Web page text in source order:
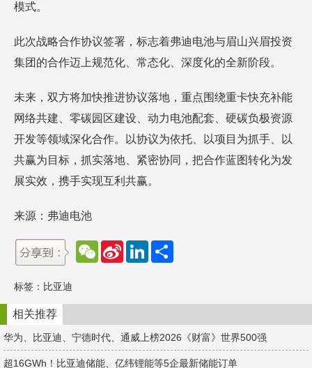
模式。
此次战略合作协议签署，标志着弗迪电池与眉山兴眉投资
集团的合作迈上规范化、常态化、深度化的全新阶段。
未来，双方将加快推进协议落地，重点围绕重卡快充补能
网络共建、零碳园区建设、动力电池配套、硬碳负极资源
开发等领域深化合作。以协议为依托、以项目为抓手、以
共赢为目标，抓实落地、紧密协同，把合作蓝图转化为发
展实效，携手实现互利共赢。
来源：弗迪电池
W
e
t
S
e
b
o
L
d
n
标签： 比亚迪
相关推荐
华为、比亚迪、宁德时代、通威上榜2026《财富》世界500强
超16GWh！比亚迪储能、亿纬锂能等5企最新储能订单